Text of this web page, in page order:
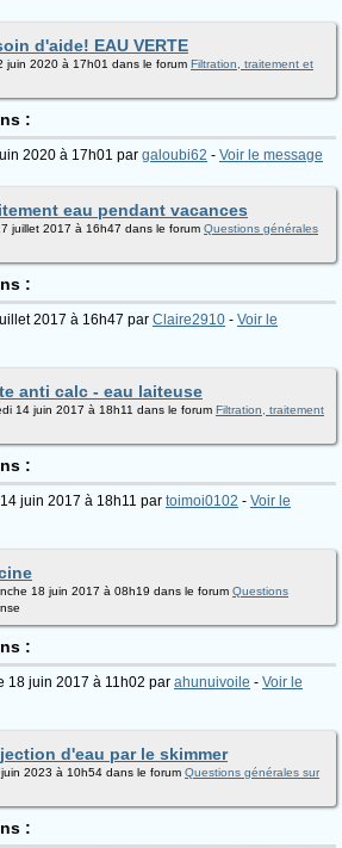
d'aide! EAU VERTE
juin 2020 à 17h01 dans le forum Filtration, traitement et
:
2020 à 17h01 par galoubi62 - Voir le message
eau pendant vacances
juillet 2017 à 16h47 dans le forum Questions générales
:
2017 à 16h47 par Claire2910 - Voir le
anti calc - eau laiteuse
14 juin 2017 à 18h11 dans le forum Filtration, traitement
:
juin 2017 à 18h11 par toimoi0102 - Voir le
18 juin 2017 à 08h19 dans le forum Questions
:
18 juin 2017 à 11h02 par ahunuivoile - Voir le
d'eau par le skimmer
2023 à 10h54 dans le forum Questions générales sur
: